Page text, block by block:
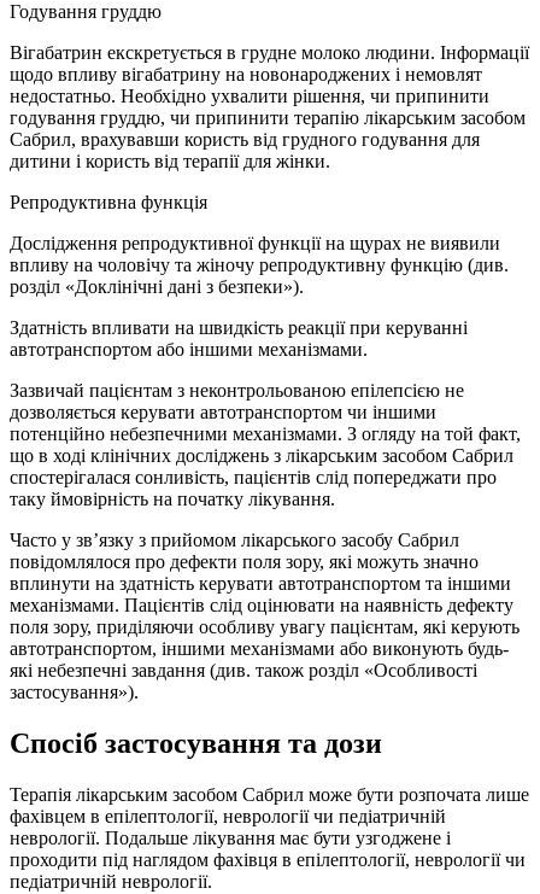
Годування груддю
Вігабатрин екскретується в грудне молоко людини. Інформації
щодо впливу вігабатрину на новонароджених і немовлят
недостатньо. Необхідно ухвалити рішення, чи припинити
годування груддю, чи припинити терапію лікарським засобом
Сабрил, врахувавши користь від грудного годування для
дитини і користь від терапії для жінки.
Репродуктивна функція
Дослідження репродуктивної функції на щурах не виявили
впливу на чоловічу та жіночу репродуктивну функцію (див.
розділ «Доклінічні дані з безпеки»).
Здатність впливати на швидкість реакції при керуванні
автотранспортом або іншими механізмами.
Зазвичай пацієнтам з неконтрольованою епілепсією не
дозволяється керувати автотранспортом чи іншими
потенційно небезпечними механізмами. З огляду на той факт,
що в ході клінічних досліджень з лікарським засобом Сабрил
спостерігалася сонливість, пацієнтів слід попереджати про
таку ймовірність на початку лікування.
Часто у зв’язку з прийомом лікарського засобу Сабрил
повідомлялося про дефекти поля зору, які можуть значно
вплинути на здатність керувати автотранспортом та іншими
механізмами. Пацієнтів слід оцінювати на наявність дефекту
поля зору, приділяючи особливу увагу пацієнтам, які керують
автотранспортом, іншими механізмами або виконують будь-
які небезпечні завдання (див. також розділ «Особливості
застосування»).
Спосіб застосування та дози
Терапія лікарським засобом Сабрил може бути розпочата лише
фахівцем в епілептології, неврології чи педіатричній
неврології. Подальше лікування має бути узгоджене і
проходити під наглядом фахівця в епілептології, неврології чи
педіатричній неврології.